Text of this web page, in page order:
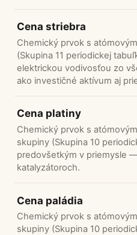
Cena striebra
Chemický prvok s
(Skupina 11 periodickej
elektrickou vodivosťou zo
ako investičné aktívum aj
Cena platiny
Chemický prvok s
skupiny (Skupina 10
predovšetkým v priemysle
katalyzátoroch.
Cena paládia
Chemický prvok s
skupiny (Skupina 10